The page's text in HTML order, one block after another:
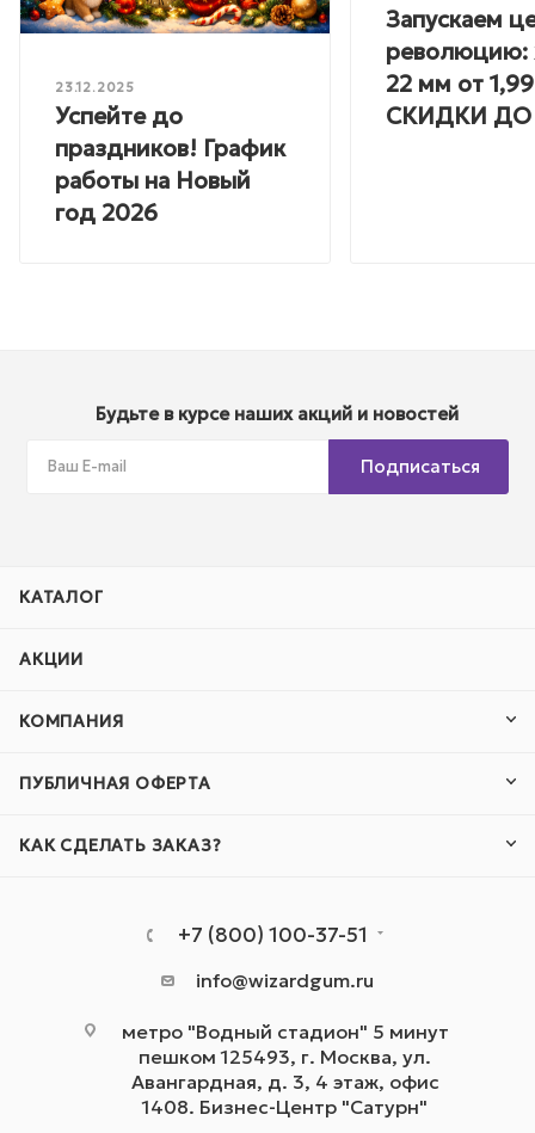
23.12.2025
Успейте до
праздников! График
работы на Новый
год 2026
Запускаем
революцию:
22 мм от
СКИДКИ ДО
Будьте в курсе наших акций и новостей
Подписаться
КАТАЛОГ
АКЦИИ
КОМПАНИЯ
ПУБЛИЧНАЯ ОФЕРТА
КАК СДЕЛАТЬ ЗАКАЗ?
+7 (800) 100-37-51
info@wizardgum.ru
метро "Водный стадион" 5 минут
пешком 125493, г. Москва, ул.
Авангардная, д. 3, 4 этаж, офис
1408. Бизнес-Центр "Сатурн"